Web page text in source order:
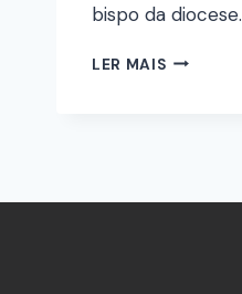
bispo da diocese.
LER MAIS